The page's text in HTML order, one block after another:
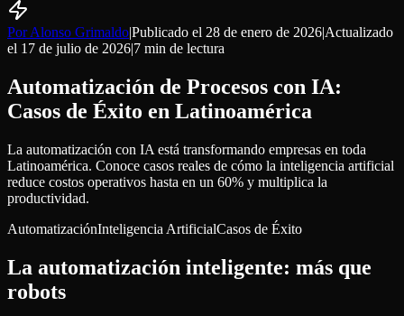
Por Alonso Grimaldo|Publicado el 28 de enero de 2026|Actualizado
el 17 de julio de 2026|7 min de lectura
Automatización de Procesos con IA:
Casos de Éxito en Latinoamérica
La automatización con IA está transformando empresas en toda
Latinoamérica. Conoce casos reales de cómo la inteligencia artificial
reduce costos operativos hasta en un 60% y multiplica la
productividad.
AutomatizaciónInteligencia ArtificialCasos de Éxito
La automatización inteligente: más que
robots